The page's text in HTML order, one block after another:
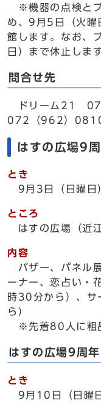
※機器の点検とプ
め、9月5日（火曜
館します。なお、
日）まで休止しま
問合せ先
ドリーム21
072（962）
はすの広場9
とき
9月3日（日曜日
ところ
はすの広場（近江
内容
バザー、パネル
ーナー、恋占い・
時30分から）、
ら）
※先着80人に粗
はすの広場9周
とき
9月10日（日曜